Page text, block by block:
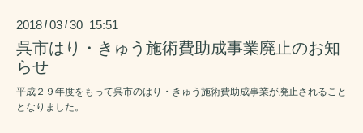
2018 /03 /30 15:51
呉市はり・きゅう施術費助成事業廃止のお知
らせ
平成２９年度をもって呉市のはり・きゅう施術費助成事業が廃止されること
となりました。